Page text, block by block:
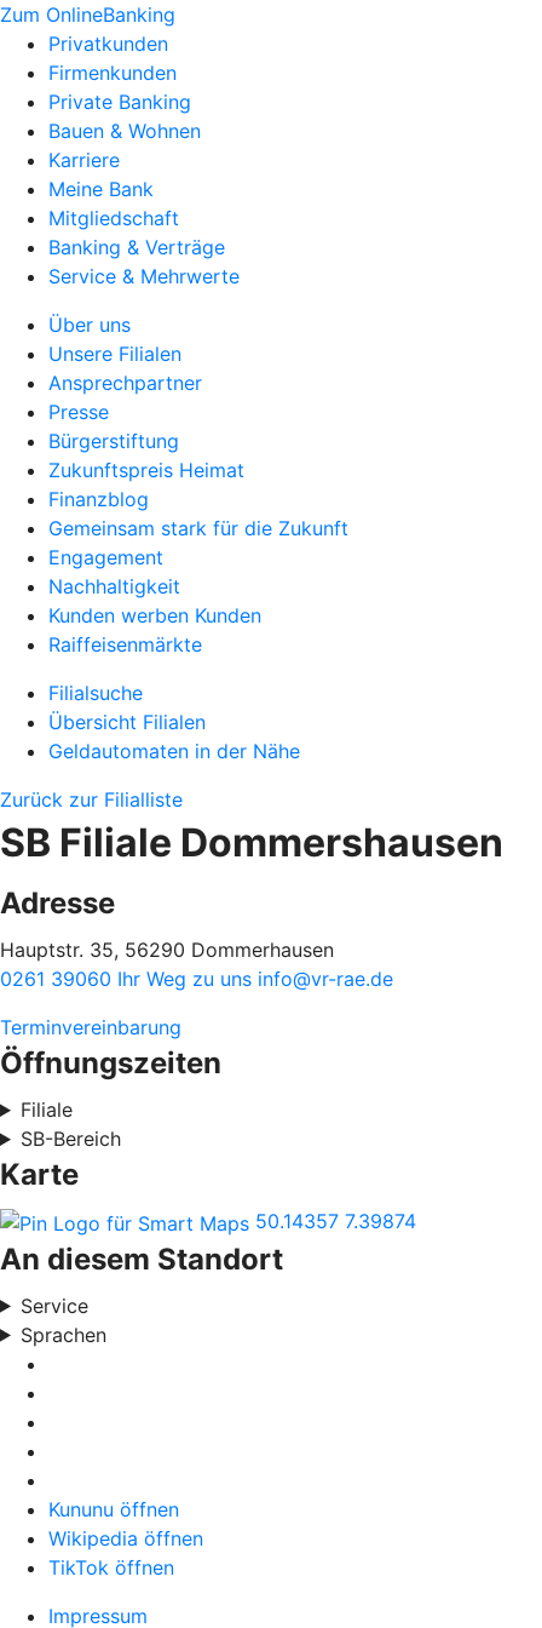
Zum OnlineBanking
Privatkunden
Firmenkunden
Private Banking
Bauen & Wohnen
Karriere
Meine Bank
Mitgliedschaft
Banking & Verträge
Service & Mehrwerte
Über uns
Unsere Filialen
Ansprechpartner
Presse
Bürgerstiftung
Zukunftspreis Heimat
Finanzblog
Gemeinsam stark für die Zukunft
Engagement
Nachhaltigkeit
Kunden werben Kunden
Raiffeisenmärkte
Filialsuche
Übersicht Filialen
Geldautomaten in der Nähe
Zurück zur Filialliste
SB Filiale Dommershausen
Adresse
Hauptstr. 35, 56290 Dommerhausen
0261 39060 Ihr Weg zu uns info@vr-rae.de
Terminvereinbarung
Öffnungszeiten
Filiale
SB-Bereich
Karte
50.14357 7.39874
An diesem Standort
Service
Sprachen
Kununu öffnen
Wikipedia öffnen
TikTok öffnen
Impressum